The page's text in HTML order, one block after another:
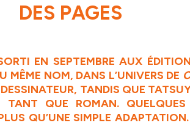
DES PAGES
EN SEPTEMBRE AUX
MÊME NOM, DANS L’UNIVERS DE
TANDIS QUE
QUE ROMAN. QUELQUES
QU’UNE SIMPLE